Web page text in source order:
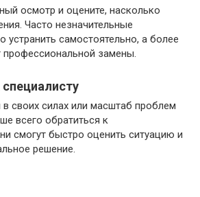
осмотр и оцените, насколько
Часто незначительные
самостоятельно, а более
замены.
своих силах или масштаб проблем
всего обратиться к
смогут быстро оценить ситуацию и
решение.